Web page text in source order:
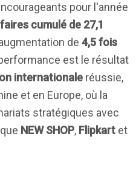
pour l'année
cumulé de 27,1
de 4,5 fois
est le résultat
internationale réussie,
et en Europe, où la
stratégiques avec
NEW SHOP, Flipkart et